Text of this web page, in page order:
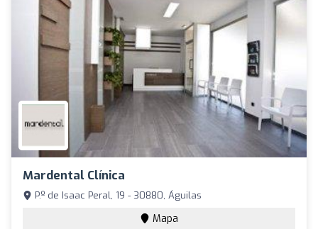
Mardental Clínica
P.º de Isaac Peral, 19 - 30880, Águilas
Mapa